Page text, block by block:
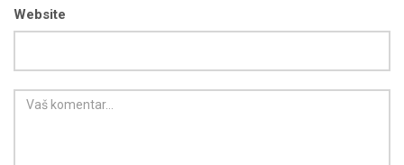
Website